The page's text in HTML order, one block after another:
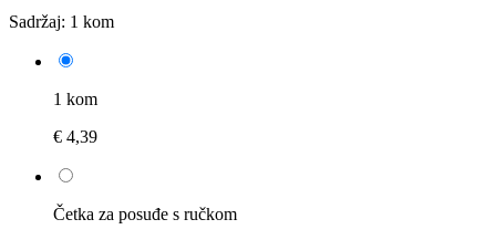
Sadržaj: 1 kom
1 kom
€ 4,39
Četka za posuđe s ručkom